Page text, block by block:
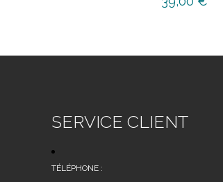
SERVICE CLIENT
TÉLÉPHONE :